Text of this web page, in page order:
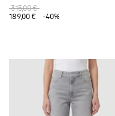
315,00 €
189,00 €
-40%